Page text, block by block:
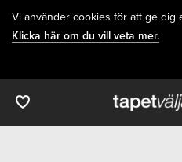
Vi använder cookies för att ge dig
Klicka här om du vill veta mer.